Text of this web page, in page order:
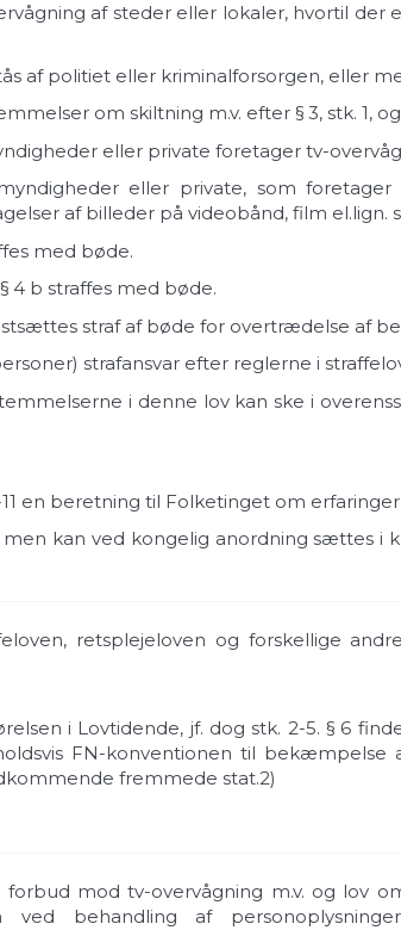
af steder eller lokaler, hvortil der
af politiet eller kriminalforsorgen, eller
om skiltning m.v. efter § 3, stk. 1, og
eller private foretager tv-
eller private, som
af billeder på videobånd, film
med bøde.
b straffes med bøde.
straf af bøde for overtrædelse af
strafansvar efter reglerne i
i denne lov kan ske i
en beretning til Folketinget om
kan ved kongelig anordning sættes i
retsplejeloven og forskellige
i Lovtidende, jf. dog stk. 2-5. § 6
FN-konventionen til
fremmede stat.2)
mod tv-overvågning m.v. og lov
ved behandling af